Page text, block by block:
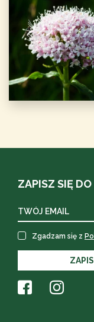
ZAPISZ SIĘ
Zgadzam się z